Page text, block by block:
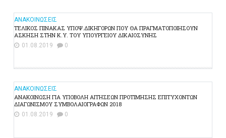
ΑΝΑΚΟΙΝΩΣΕΙΣ
ΤΕΛΙΚΟΣ ΠΙΝΑΚΑΣ ΥΠΟΨ.ΔΙΚΗΓΟΡΩΝ ΠΟΥ ΘΑ ΠΡΑΓΜΑΤΟΠΟΙΗΣΟΥΝ
ΑΣΚΗΣΗ ΣΤΗΝ Κ.Υ. ΤΟΥ ΥΠΟΥΡΓΕΙΟΥ ΔΙΚΑΙΟΣΥΝΗΣ
01.08.2019 0
ΑΝΑΚΟΙΝΩΣΕΙΣ
ΑΝΑΚΟΙΝΩΣΗ ΓΙΑ ΥΠΟΒΟΛΗ ΑΙΤΗΣΕΩΝ ΠΡΟΤΙΜΗΣΗΣ ΕΠΙΤΥΧΟΝΤΩΝ
ΔΙΑΓΩΝΙΣΜΟΥ ΣΥΜΒΟΛΑΙΟΓΡΑΦΩΝ 2018
01.08.2019 0